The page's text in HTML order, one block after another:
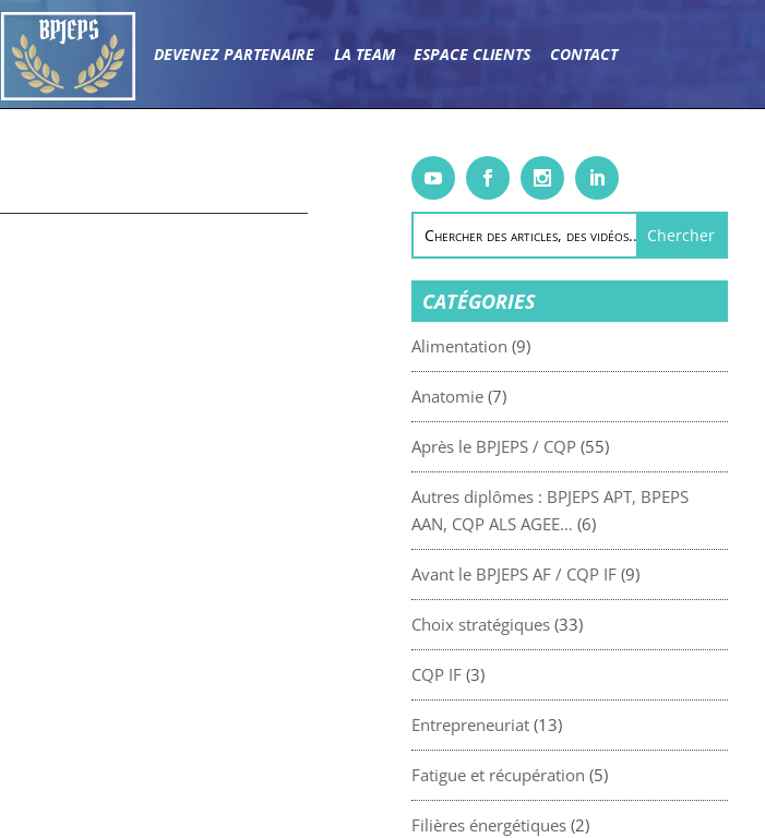
DEVENEZ PARTENAIRE LA TEAM ESPACE CLIENTS CONTACT
CATÉGORIES
Alimentation (9)
Anatomie(7)
Après le BPJEPS / CQP(55)
Autres diplômes : BPJEPS APT, BPEPS
AAN, CQP ALS AGEE… (6)
Avant le BPJEPS AF / CQP IF(9)
Choix stratégiques(33)
CQP IF(3)
Entrepreneuriat(13)
Fatigue et récupération (5)
Filières énergétiques(2)